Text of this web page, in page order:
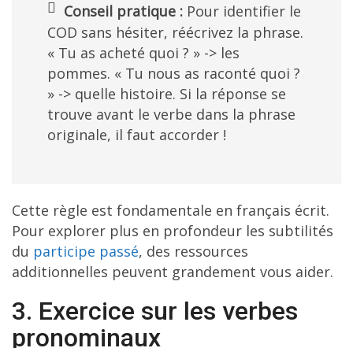
Conseil pratique : Pour identifier le
COD sans hésiter, réécrivez la phrase.
« Tu as acheté quoi ? » -> les
pommes. « Tu nous as raconté quoi ?
» -> quelle histoire. Si la réponse se
trouve avant le verbe dans la phrase
originale, il faut accorder !
Cette règle est fondamentale en français écrit.
Pour explorer plus en profondeur les subtilités
du participe passé, des ressources
additionnelles peuvent grandement vous aider.
3. Exercice sur les verbes
pronominaux